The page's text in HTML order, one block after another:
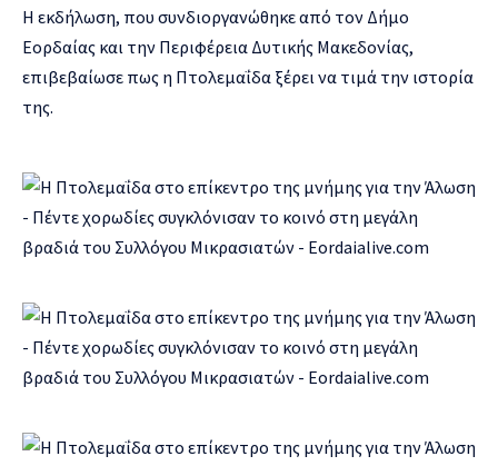
Η εκδήλωση, που συνδιοργανώθηκε από τον Δήμο
Εορδαίας και την Περιφέρεια Δυτικής Μακεδονίας,
επιβεβαίωσε πως η Πτολεμαΐδα ξέρει να τιμά την ιστορία
της.